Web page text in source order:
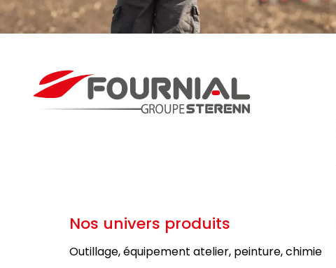
Nos univers produits
Outillage, équipement atelier, peinture, chimie